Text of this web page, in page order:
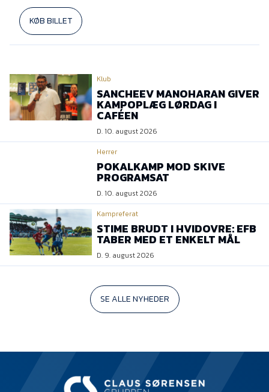
KØB BILLET
Klub
SANCHEEV MANOHARAN GIVER
KAMPOPLÆG LØRDAG I
CAFÉEN
D. 10. august 2026
Herrer
POKALKAMP MOD SKIVE
PROGRAMSAT
D. 10. august 2026
Kampreferat
STIME BRUDT I HVIDOVRE: EFB
TABER MED ET ENKELT MÅL
D. 9. august 2026
SE ALLE NYHEDER